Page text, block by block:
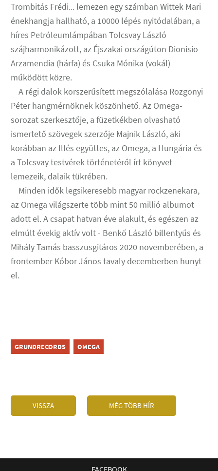
Trombitás Frédi... lemezen egy számban Wittek Mari
énekhangja hallható, a 10000 lépés nyitódalában, a
híres Petróleumlámpában Tolcsvay László
szájharmonikázott, az Éjszakai országúton Dionisio
Arzamendia (hárfa) és Csuka Mónika (vokál)
működött közre.
A régi dalok korszerűsített megszólalása Rozgonyi
Péter hangmérnöknek köszönhető. Az Omega-
sorozat szerkesztője, a füzetkékben olvasható
ismertető szövegek szerzője Majnik László, aki
korábban az Illés együttes, az Omega, a Hungária és
a Tolcsvay testvérek történetéről írt könyvet
lemezeik, dalaik tükrében.
Minden idők legsikeresebb magyar rockzenekara,
az Omega világszerte több mint 50 millió albumot
adott el. A csapat hatvan éve alakult, és egészen az
elmúlt évekig aktív volt - Benkő László billentyűs és
Mihály Tamás basszusgitáros 2020 novemberében, a
frontember Kóbor János tavaly decemberben hunyt
el.
GRUNDRECORDS OMEGA
VISSZA MÉG TÖBB HÍR
FACEBOOK